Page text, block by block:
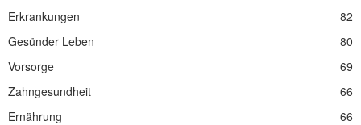
Erkrankungen
82
Gesünder Leben
80
Vorsorge
69
Zahngesundheit
66
Ernährung
66